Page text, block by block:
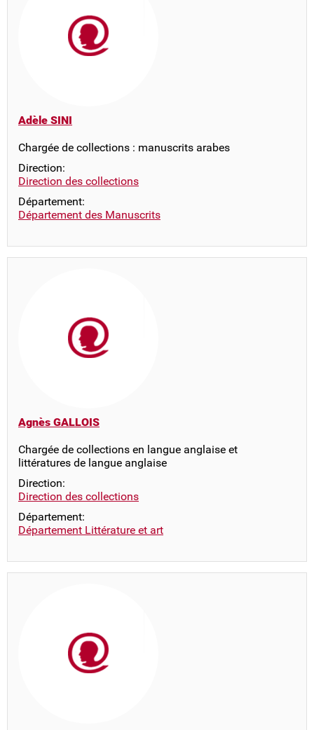
Adèle SINI
Chargée de collections : manuscrits arabes
Direction:
Direction des collections
Département:
Département des Manuscrits
Agnès GALLOIS
Chargée de collections en langue anglaise et
littératures de langue anglaise
Direction:
Direction des collections
Département:
Département Littérature et art